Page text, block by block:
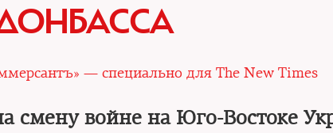
— специально для The New Times
смену войне на Юго-Востоке